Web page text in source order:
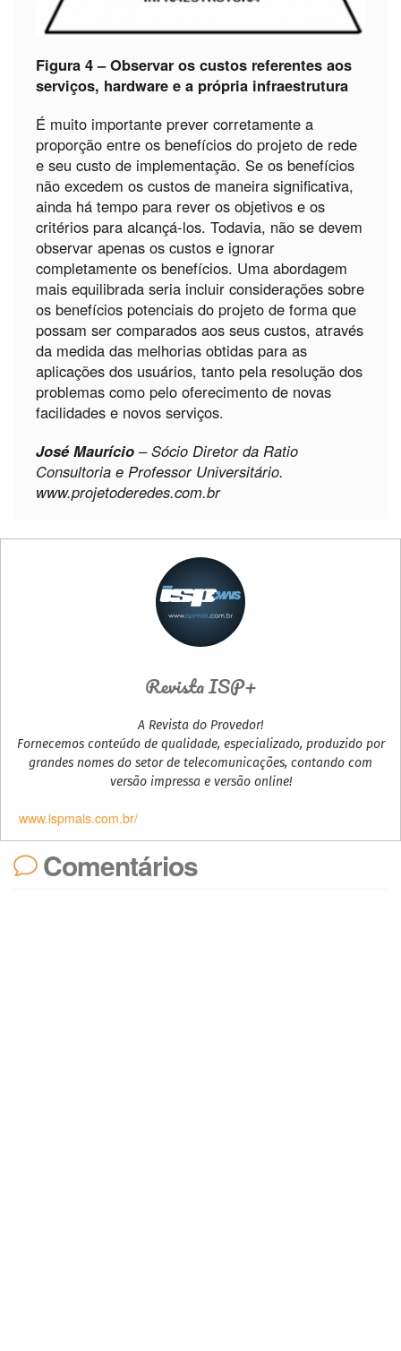
Figura 4 – Observar os custos referentes aos
serviços, hardware e a própria infraestrutura
É muito importante prever corretamente a
proporção entre os benefícios do projeto de rede
e seu custo de implementação. Se os benefícios
não excedem os custos de maneira significativa,
ainda há tempo para rever os objetivos e os
critérios para alcançá-los. Todavia, não se devem
observar apenas os custos e ignorar
completamente os benefícios. Uma abordagem
mais equilibrada seria incluir considerações sobre
os benefícios potenciais do projeto de forma que
possam ser comparados aos seus custos, através
da medida das melhorias obtidas para as
aplicações dos usuários, tanto pela resolução dos
problemas como pelo oferecimento de novas
facilidades e novos serviços.
José Maurício – Sócio Diretor da Ratio
Consultoria e Professor Universitário.
www.projetoderedes.com.br
Revista ISP+
A Revista do Provedor!
Fornecemos conteúdo de qualidade, especializado, produzido por
grandes nomes do setor de telecomunicações, contando com
versão impressa e versão online!
www.ispmais.com.br/
Comentários